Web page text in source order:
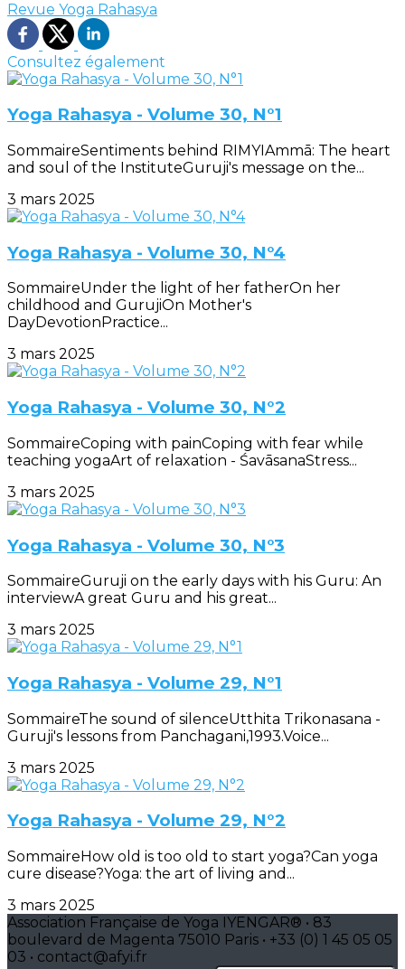
Revue Yoga Rahasya
Consultez également
Yoga Rahasya - Volume 30, N°1
SommaireSentiments behind RIMYIAmmā: The heart
and soul of the InstituteGuruji's message on the...
3 mars 2025
Yoga Rahasya - Volume 30, N°4
SommaireUnder the light of her fatherOn her
childhood and GurujiOn Mother's
DayDevotionPractice...
3 mars 2025
Yoga Rahasya - Volume 30, N°2
SommaireCoping with painCoping with fear while
teaching yogaArt of relaxation - ŚavāsanaStress...
3 mars 2025
Yoga Rahasya - Volume 30, N°3
SommaireGuruji on the early days with his Guru: An
interviewA great Guru and his great...
3 mars 2025
Yoga Rahasya - Volume 29, N°1
SommaireThe sound of silenceUtthita Trikonasana -
Guruji's lessons from Panchagani,1993.Voice...
3 mars 2025
Yoga Rahasya - Volume 29, N°2
SommaireHow old is too old to start yoga?Can yoga
cure disease?Yoga: the art of living and...
3 mars 2025
Association Française de Yoga IYENGAR® • 83
boulevard de Magenta 75010 Paris • +33 (0) 1 45 05 05
03 • contact@afyi.fr